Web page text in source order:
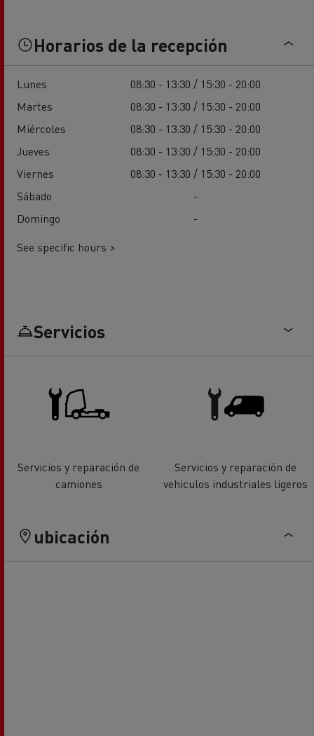
Horarios de la recepción
Lunes
08:30 - 13:30 / 15:30 - 20:00
Martes
08:30 - 13:30 / 15:30 - 20:00
Miércoles
08:30 - 13:30 / 15:30 - 20:00
Jueves
08:30 - 13:30 / 15:30 - 20:00
Viernes
08:30 - 13:30 / 15:30 - 20:00
Sábado
-
Domingo
-
See specific hours >
Servicios
Servicios y reparación de
camiones
Servicios y reparación de
vehiculos industriales ligeros
ubicación